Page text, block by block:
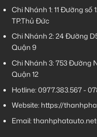
Chi Nhánh 1:11 Đường số
TP.Thủ Đức
Chi Nhánh 2:24 Đường
Quận 9
Chi Nhánh 3:753 Đường
Quận 12
Hotline:0977.383.567-
Website: https://
Email: